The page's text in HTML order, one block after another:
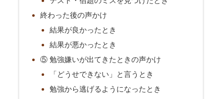
終わった後の声かけ
結果が良かったとき
結果が悪かったとき
⑤ 勉強嫌いが出てきたときの声かけ
「どうせできない」と言うとき
勉強から逃げるようになったとき